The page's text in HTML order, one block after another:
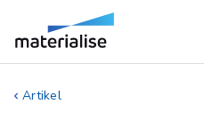
Artikel